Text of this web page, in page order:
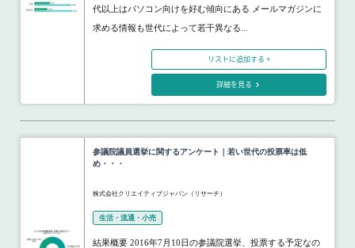
代以上はパソコン向けを好む傾向にある メールマガジンに
求める情報も世代によって若干異なる...
リストに追加する +
詳細を見る
参議院議員選挙に関するアンケート｜若い世代の投票率は低
め・・・
株式会社クリエイティブジャパン（リサーチ）
生活・流通・小売
結果概要 2016年7月10日の参議院選挙、投票する予定なの